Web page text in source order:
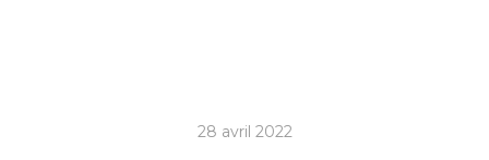
28 avril 2022